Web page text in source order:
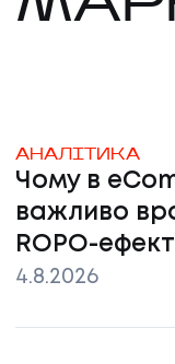
АНАЛІТИКА
Чому в
важливо
ROPO-ефект
4.8.2026